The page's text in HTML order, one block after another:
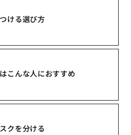
ける選び方
こんな人におすすめ
クを分ける